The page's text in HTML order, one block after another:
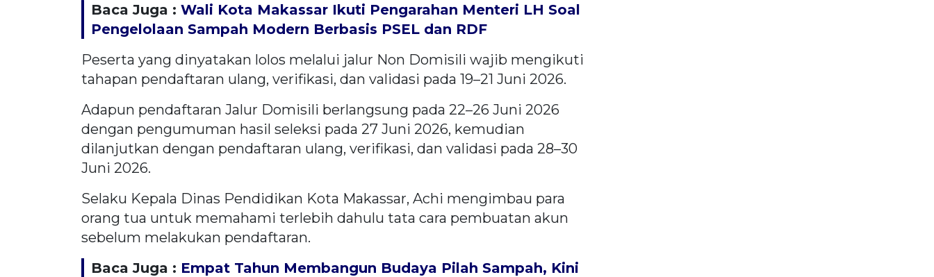
Baca Juga : Wali Kota Makassar Ikuti Pengarahan Menteri LH Soal
Pengelolaan Sampah Modern Berbasis PSEL dan RDF
Peserta yang dinyatakan lolos melalui jalur Non Domisili wajib mengikuti
tahapan pendaftaran ulang, verifikasi, dan validasi pada 19–21 Juni 2026.
Adapun pendaftaran Jalur Domisili berlangsung pada 22–26 Juni 2026
dengan pengumuman hasil seleksi pada 27 Juni 2026, kemudian
dilanjutkan dengan pendaftaran ulang, verifikasi, dan validasi pada 28–30
Juni 2026.
Selaku Kepala Dinas Pendidikan Kota Makassar, Achi mengimbau para
orang tua untuk memahami terlebih dahulu tata cara pembuatan akun
sebelum melakukan pendaftaran.
Baca Juga : Empat Tahun Membangun Budaya Pilah Sampah, Kini